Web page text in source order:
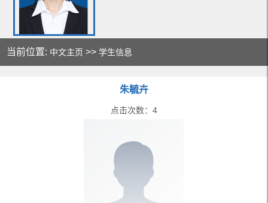
当前位置: 中文主页 >>学生信息
朱毓卉
点击次数： 4